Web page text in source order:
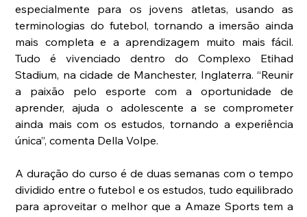
especialmente para os jovens atletas, usando as
terminologias do futebol, tornando a imersão ainda
mais completa e a aprendizagem muito mais fácil.
Tudo é vivenciado dentro do Complexo Etihad
Stadium, na cidade de Manchester, Inglaterra. “Reunir
a paixão pelo esporte com a oportunidade de
aprender, ajuda o adolescente a se comprometer
ainda mais com os estudos, tornando a experiência
única”, comenta Della Volpe.
A duração do curso é de duas semanas com o tempo
dividido entre o futebol e os estudos, tudo equilibrado
para aproveitar o melhor que a Amaze Sports tem a